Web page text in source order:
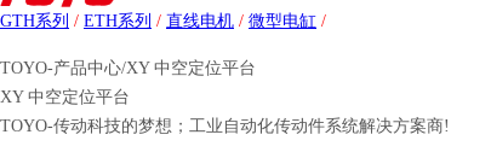
GTH系列 / ETH系列 / 直线电机 / 微型电缸 /
TOYO-产品中心/XY 中空定位平台
XY 中空定位平台
TOYO-传动科技的梦想；工业自动化传动件系统解决方案商!